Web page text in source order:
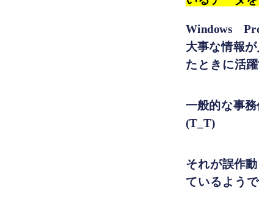
Windows
大事な情報
たときに活
一般的な事
(T_T)
それが誤作
ているようで